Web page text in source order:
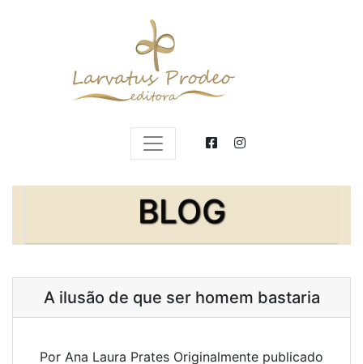
BLOG
A ilusão de que ser homem bastaria
Por Ana Laura Prates Originalmente publicado